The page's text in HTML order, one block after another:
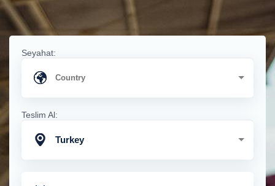
Seyahat:
Teslim Al:
Turkey